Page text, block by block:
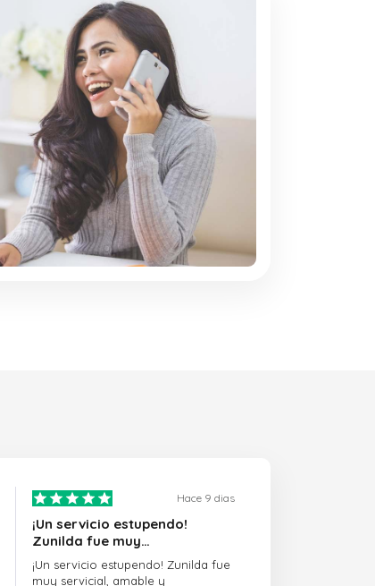
Hace 9 dias
¡Un servicio estupendo!
Zunilda fue muy…
¡Un servicio estupendo! Zunilda fue
muy servicial, amable y